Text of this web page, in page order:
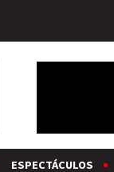
ESPECTÁCULOS